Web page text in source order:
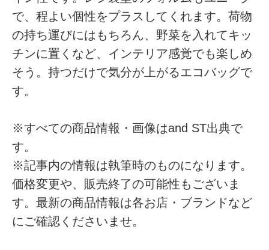
で、程よい個性をプラスしてくれます。荷物
の持ち運びにはもちろん、野菜を入れてキッ
チンに置くなど、インテリア感覚でも楽しめ
そう。持つだけで気分が上がるエコバッグで
す。
※すべての商品情報・画像はand ST出典で
す。
※記事内の情報は執筆時のものになります。
価格変更や、販売終了の可能性もございま
す。最新の商品情報は各お店・ブランドなど
にご確認くださいませ。